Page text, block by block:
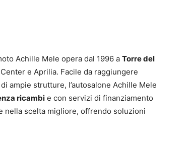
Achille Mele opera dal 1996 a Torre del
e Aprilia. Facile da raggiungere
ampie strutture, l’autosalone Achille Mele
ricambi e con servizi di finanziamento
nella scelta migliore, offrendo soluzioni